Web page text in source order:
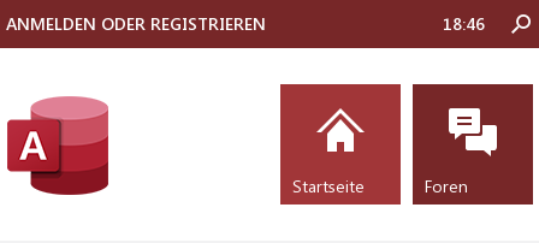
ANMELDEN ODER REGISTRIEREN 18:46
Startseite Foren